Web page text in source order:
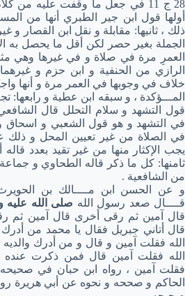
28 ج 11 في جعل ما وقفت عليه من
أولها قول ابن جير الطبري أنها من
ذلك ، ثانيها: مقابلة و نقل ابن القصار و
الجملة بغير حصر لكن أقل ما يحصل به
العمرِ مرة في صلاة و في غيرها وهي
الرازي من الحنفية و ابن حزم و
خلاف في وجوبها في العمر مرة و أنها
المـــؤكدة ، و سبقه ابن عطية و رابعها:
قول التشهد و سلام التحلل قال
في التشهد و هو قول الشعبي و اسحاق
في الصلاة من غير تعيين المحل و ذلك
يجب الإكثار منها من غير تقيد بعدد قاله
ثامنها: كل ما ذكر قاله الطحاوي و
من الشافعية .
و عن الحسن ابن مــــالك بن الحويرث
قــــال صعد رسول الله صلى الله عليه
قال آمين ثم رقى أخرى قال آمين ثم
قال أتاني جبريل فقال يا محمد من
الله فقلت آمين و قال و من أدرك والديه
الله فقلت آمين قال فمن ذكرت عنده
فقلت آمين ، رواه ابن حبان في
الحاكم و صححه و نحوه عن أبي هريرة